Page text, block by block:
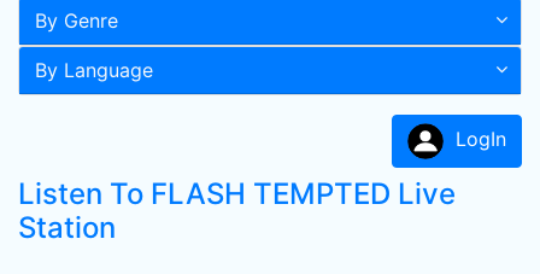
By Genre
By Language
LogIn
Listen To FLASH TEMPTED Live
Station